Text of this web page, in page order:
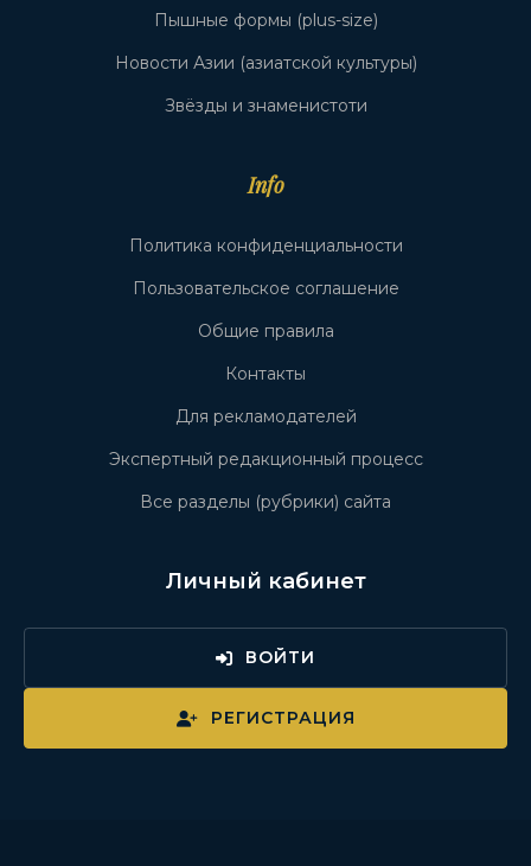
Пышные формы (plus-size)
Новости Азии (азиатской культуры)
Звёзды и знаменистоти
Info
Политика конфиденциальности
Пользовательское соглашение
Общие правила
Контакты
Для рекламодателей
Экспертный редакционный процесс
Все разделы (рубрики) сайта
Личный кабинет
ВОЙТИ
РЕГИСТРАЦИЯ